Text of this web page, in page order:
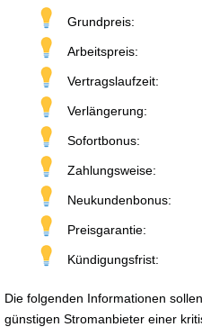
Grundpreis:
Arbeitspreis:
Vertragslaufzeit:
Verlängerung:
Sofortbonus:
Zahlungsweise:
Neukundenbonus:
Preisgarantie:
Kündigungsfrist:
Die folgenden Informationen
günstigen Stromanbieter einer